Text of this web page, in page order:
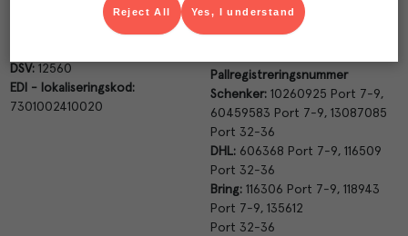
21005178
DSV:12560
EDI - lokaliseringskod:
7301002410020
Frysvaror: 040-28 59 92
Port 7-9
Pallregistreringsnummer
Schenker: 10260925 Port 7-9,
60459583 Port 7-9, 13087085
Port 32-36
DHL: 606368 Port 7-9, 116509
Port 32-36
Bring: 116306 Port 7-9, 118943
Port 7-9, 135612
Port 32-36
Yes, I understand
Reject All